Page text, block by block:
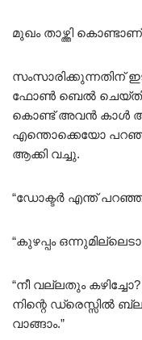
മുഖം താഴ്ത്തി
സംസാരിക്കുന്നതിന്
ഫോൺ ബെൽ
കൊണ്ട് അവൻ കാൾ
എന്തൊക്കെയോ
ആക്കി വച്ചു.
“ഡോക്ടർ എന്ത്
“കുഴപ്പം
“നീ വല്ലതും
നിന്റെ ഡ്രെസ്സിൽ
വാങ്ങാം.”